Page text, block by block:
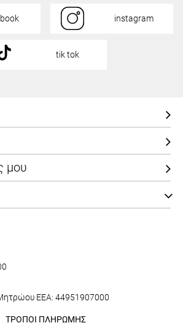
instagram
tik tok
μου
ΕΕΑ: 44951907000
ΤΡΟΠΟΙ ΠΛΗΡΩΜΗΣ